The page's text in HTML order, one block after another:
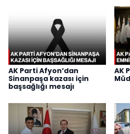
AK Parti Afyon’dan
Sinanpaşa kazası için
başsağlığı mesajı
AK